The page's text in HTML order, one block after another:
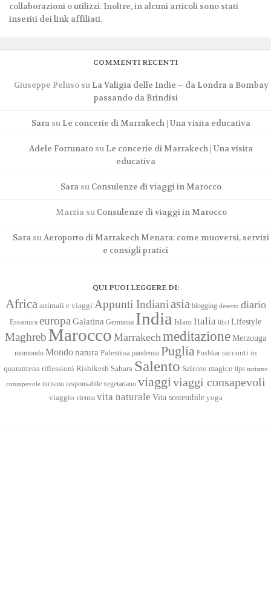
collaborazioni o utilizzi. Inoltre, in alcuni articoli sono stati
inseriti dei link affiliati.
COMMENTI RECENTI
Giuseppe Pelusosu La Valigia delle Indie – da Londra a Bombay
passando da Brindisi
Sara su Le concerie di Marrakech | Una visita educativa
Adele Fortunato su Le concerie di Marrakech | Una visita
educativa
Sara su Consulenze di viaggi in Marocco
Marziasu Consulenze di viaggi in Marocco
Sara suAeroporto di Marrakech Menara: come muoversi, servizi
e consigli pratici
QUI PUOI LEGGERE DI:
Africa animali e viaggi Appunti Indianiasia blogging deserto diario
Essaouira europa Galatina Germania India Islam Italia libri Lifestyle
Maghreb Marocco Marrakech meditazioneMerzouga
momondo Mondo natura Palestina pandemia Puglia Pushkar racconti in
quarantena riflessioni Rishikesh Sahara Salento Salento magico tips turismo
consapevole turismo responsabile vegetariano viaggi viaggi consapevoli
viaggio vienna vita naturale Vita sostenibile yoga